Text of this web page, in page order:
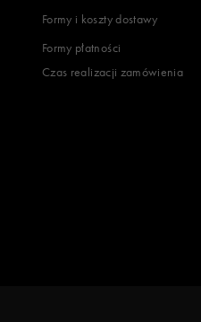
Formy i koszty dostawy
Formy płatności
Czas realizacji zamówienia